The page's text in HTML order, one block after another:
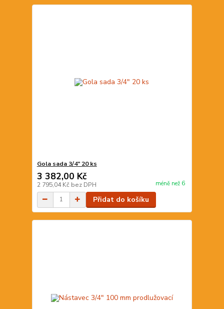
Gola sada 3/4" 20 ks
3 382,00 Kč
2 795,04 Kč bez DPH méně než 6
Přidat do košíku